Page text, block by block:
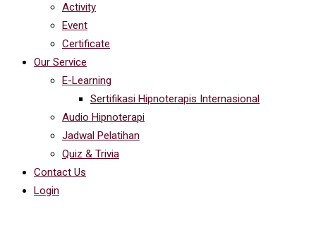
Activity
Event
Certificate
Our Service
E-Learning
Sertifikasi Hipnoterapis Internasional
Audio Hipnoterapi
Jadwal Pelatihan
Quiz & Trivia
Contact Us
Login